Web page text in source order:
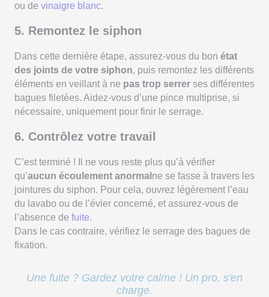
ou de vinaigre blanc.
5. Remontez le siphon
Dans cette dernière étape, assurez-vous du bon état
des joints de votre siphon, puis remontez les différents
éléments en veillant à ne pas trop serrer ses différentes
bagues filetées. Aidez-vous d’une pince multiprise, si
nécessaire, uniquement pour finir le serrage.
6. Contrôlez votre travail
C’est terminé ! Il ne vous reste plus qu’à vérifier
qu’aucun écoulement anormal ne se fasse à travers les
jointures du siphon. Pour cela, ouvrez légèrement l’eau
du lavabo ou de l’évier concerné, et assurez-vous de
l’absence de fuite.
Dans le cas contraire, vérifiez le serrage des bagues de
fixation.
Une fuite ? Gardez votre calme ! Un pro. s'en
charge.